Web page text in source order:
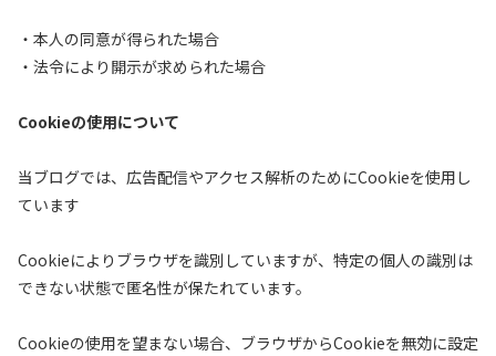
・本人の同意が得られた場合
・法令により開示が求められた場合
Cookieの使用について
当ブログでは、広告配信やアクセス解析のためにCookieを使用し
ています
Cookieによりブラウザを識別していますが、特定の個人の識別は
できない状態で匿名性が保たれています。
Cookieの使用を望まない場合、ブラウザからCookieを無効に設定